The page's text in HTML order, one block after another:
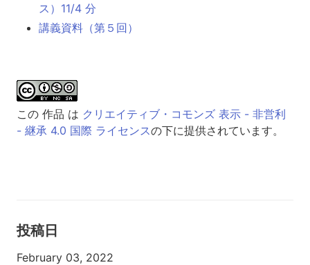
ス）11/4 分
講義資料（第５回）
この 作品 は クリエイティブ・コモンズ 表示 - 非営利
- 継承 4.0 国際 ライセンスの下に提供されています。
投稿日
February 03, 2022